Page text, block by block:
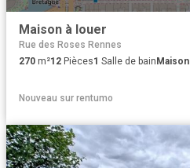
Maison à louer
Rue des Roses Rennes
270 m²12 Pièces1 Salle de bainMaison
Nouveau sur rentumo